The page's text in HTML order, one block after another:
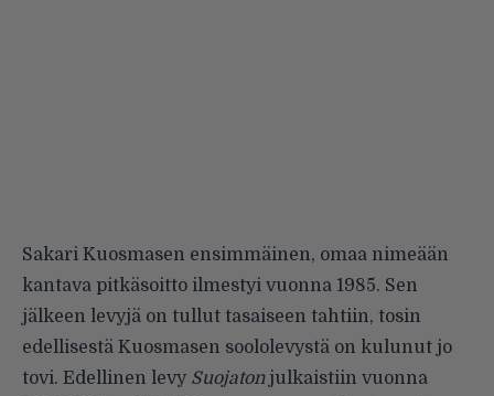
Sakari Kuosmasen ensimmäinen, omaa nimeään
kantava pitkäsoitto ilmestyi vuonna 1985. Sen
jälkeen levyjä on tullut tasaiseen tahtiin, tosin
edellisestä Kuosmasen soololevystä on kulunut jo
tovi. Edellinen levy Suojatonjulkaistiin vuonna